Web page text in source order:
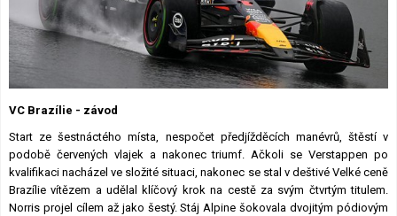
Týmy a jezdci F1
Okruhy F1
VC Brazílie - závod
Start ze šestnáctého místa, nespočet předjížděcích manévrů, štěstí v
podobě červených vlajek a nakonec triumf. Ačkoli se Verstappen po
kvalifikaci nacházel ve složité situaci, nakonec se stal v deštivé Velké ceně
Brazílie vítězem a udělal klíčový krok na cestě za svým čtvrtým titulem.
Norris projel cílem až jako šestý. Stáj Alpine šokovala dvojitým pódiovým